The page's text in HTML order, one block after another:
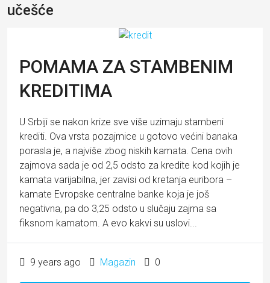
učešće
POMAMA ZA STAMBENIM
KREDITIMA
U Srbiji se nakon krize sve više uzimaju stambeni
krediti. Ova vrsta pozajmice u gotovo većini banaka
porasla je, a najviše zbog niskih kamata. Cena ovih
zajmova sada je od 2,5 odsto za kredite kod kojih je
kamata varijabilna, jer zavisi od kretanja euribora –
kamate Evropske centralne banke koja je još
negativna, pa do 3,25 odsto u slučaju zajma sa
fiksnom kamatom. A evo kakvi su uslovi...
9 years ago Magazin 0